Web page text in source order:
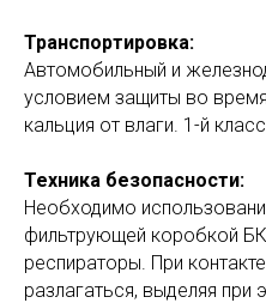
Транспортировка:
Автомобильный и
условием защиты во
кальция от влаги. 1-й
Техника безопасности:
Необходимо
фильтрующей коробкой
респираторы. При
разлагаться, выделяя при